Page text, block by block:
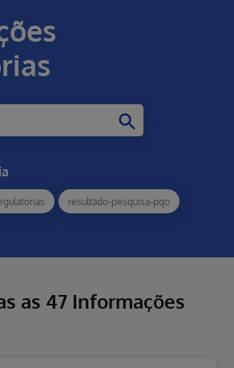
resultado-pesquisa-pqo
as 47 Informações